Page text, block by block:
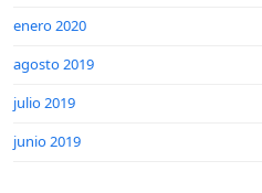
enero 2020
agosto 2019
julio 2019
junio 2019